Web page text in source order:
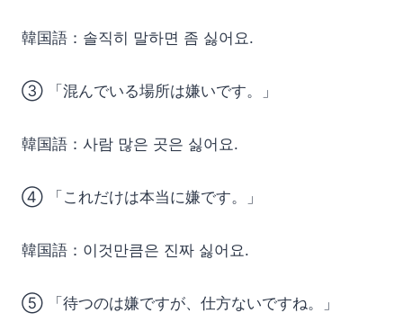
韓国語：솔직히 말하면 좀 싫어요.
③ 「混んでいる場所は嫌いです。」
韓国語：사람 많은 곳은 싫어요.
④ 「これだけは本当に嫌です。」
韓国語：이것만큼은 진짜 싫어요.
⑤ 「待つのは嫌ですが、仕方ないですね。」